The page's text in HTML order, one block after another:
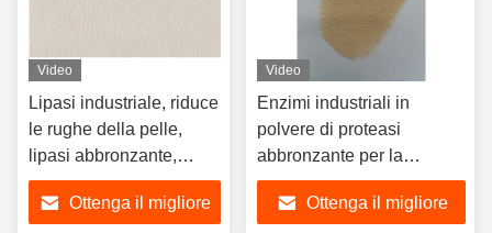
Video
Lipasi industriale, riduce
le rughe della pelle,
lipasi abbronzante,
riduce le rughe della
pelle Ottenga il migliore
Video
Enzimi industriali in
polvere di proteasi
abbronzante per la
depilazione della pelle
Ottenga il migliore